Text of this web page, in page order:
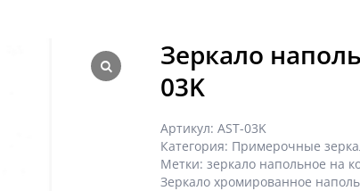
Зеркало
03K
Артикул: AST-03K
Категория: Примерочные
Метки: зеркало напольное на
Зеркало хромированное